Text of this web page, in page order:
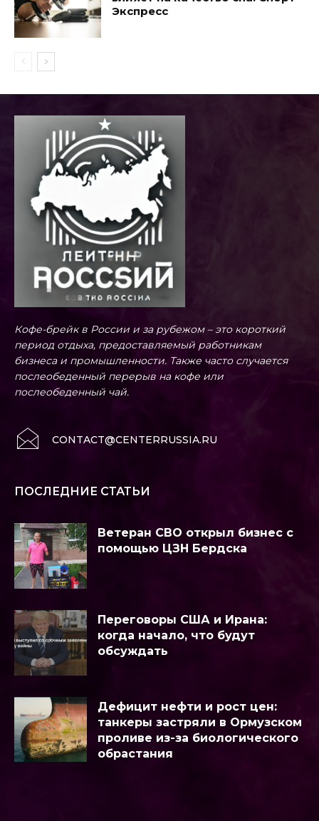
Экспресс
Кофе-брейк в России и за рубежом – это короткий
период отдыха, предоставляемый работникам
бизнеса и промышленности. Также часто случается
послеобеденный перерыв на кофе или
послеобеденный чай.
CONTACT@CENTERRUSSIA.RU
ПОСЛЕДНИЕ СТАТЬИ
Ветеран СВО открыл бизнес с
помощью ЦЗН Бердска
Переговоры США и Ирана:
когда начало, что будут
обсуждать
Дефицит нефти и рост цен:
танкеры застряли в Ормузском
проливе из-за биологического
обрастания